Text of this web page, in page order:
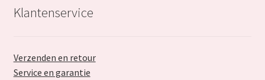
Klantenservice
Verzenden en retour
Service en garantie